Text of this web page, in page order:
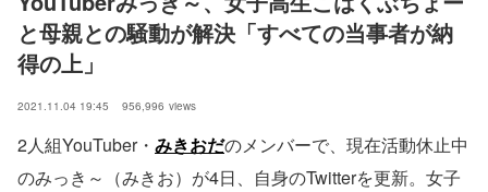
と母親との騒動が解決「すべての当事者が納
得の上」
2021.11.04 19:45 956,996 views
2人組YouTuber・ みきおだのメンバーで、現在活動休止中
のみっき～（みきお）が4日、自身のTwitterを更新。女子